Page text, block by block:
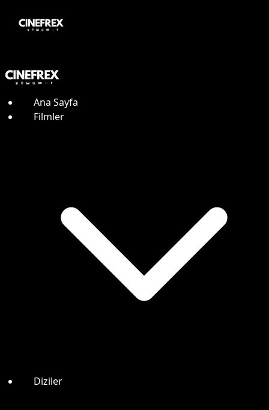
Ana Sayfa
Filmler
Diziler